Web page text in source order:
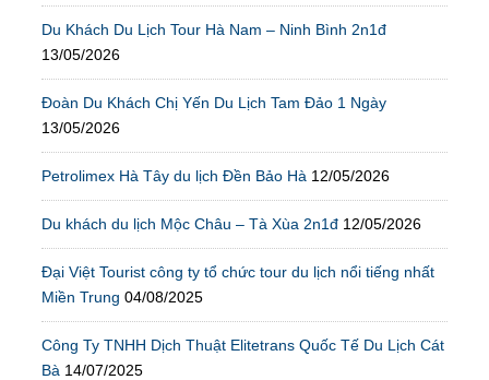
Du Khách Du Lịch Tour Hà Nam – Ninh Bình 2n1đ
13/05/2026
Đoàn Du Khách Chị Yến Du Lịch Tam Đảo 1 Ngày
13/05/2026
Petrolimex Hà Tây du lịch Đền Bảo Hà 12/05/2026
Du khách du lịch Mộc Châu – Tà Xùa 2n1đ 12/05/2026
Đại Việt Tourist công ty tổ chức tour du lịch nổi tiếng nhất
Miền Trung 04/08/2025
Công Ty TNHH Dịch Thuật Elitetrans Quốc Tế Du Lịch Cát
Bà 14/07/2025